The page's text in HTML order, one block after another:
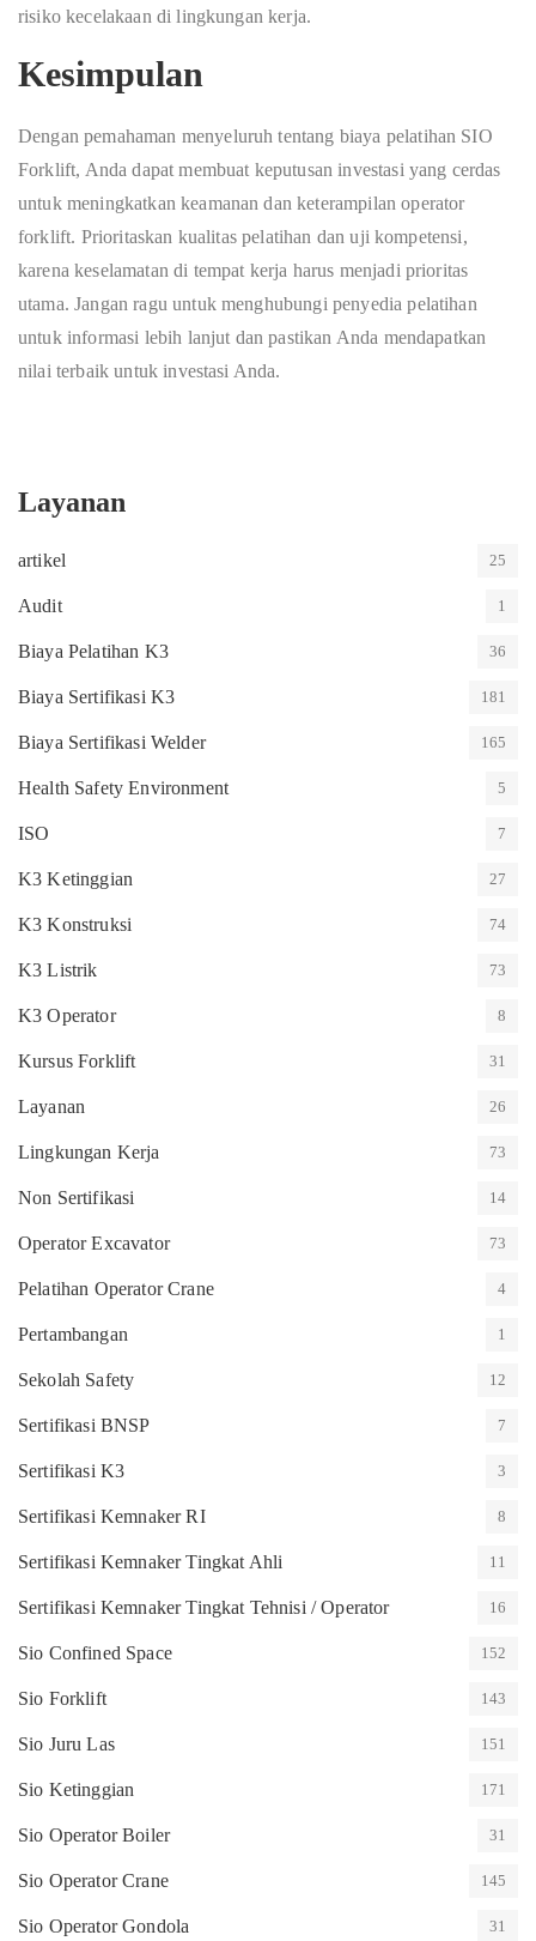
risiko kecelakaan di lingkungan kerja.
Kesimpulan
Dengan pemahaman menyeluruh tentang biaya pelatihan SIO
Forklift, Anda dapat membuat keputusan investasi yang cerdas
untuk meningkatkan keamanan dan keterampilan operator
forklift. Prioritaskan kualitas pelatihan dan uji kompetensi,
karena keselamatan di tempat kerja harus menjadi prioritas
utama. Jangan ragu untuk menghubungi penyedia pelatihan
untuk informasi lebih lanjut dan pastikan Anda mendapatkan
nilai terbaik untuk investasi Anda.
Layanan
artikel 25
Audit 1
Biaya Pelatihan K3 36
Biaya Sertifikasi K3 181
Biaya Sertifikasi Welder 165
Health Safety Environment 5
ISO 7
K3 Ketinggian 27
K3 Konstruksi 74
K3 Listrik 73
K3 Operator 8
Kursus Forklift 31
Layanan 26
Lingkungan Kerja 73
Non Sertifikasi 14
Operator Excavator 73
Pelatihan Operator Crane 4
Pertambangan 1
Sekolah Safety 12
Sertifikasi BNSP 7
Sertifikasi K3 3
Sertifikasi Kemnaker RI 8
Sertifikasi Kemnaker Tingkat Ahli 11
Sertifikasi Kemnaker Tingkat Tehnisi / Operator 16
Sio Confined Space 152
Sio Forklift 143
Sio Juru Las 151
Sio Ketinggian 171
Sio Operator Boiler 31
Sio Operator Crane 145
Sio Operator Gondola 31